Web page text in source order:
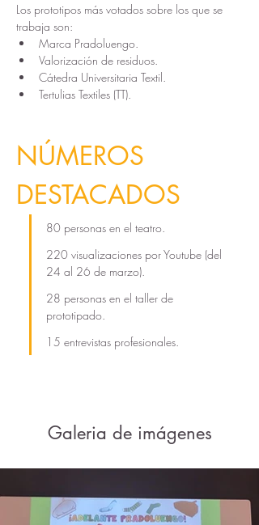
Los prototipos más votados sobre los que se
trabaja son:
Marca Pradoluengo.
Valorización de residuos.
Cátedra Universitaria Textil.
Tertulias Textiles (TT).
NÚMEROS
DESTACADOS
80 personas en el teatro.
220 visualizaciones por Youtube (del
24 al 26 de marzo).
28 personas en el taller de
prototipado.
15 entrevistas profesionales.
Galeria de imágenes